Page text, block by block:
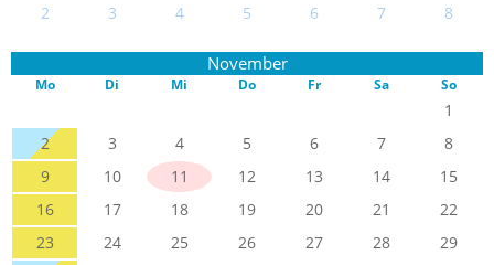
2
3 4 5 6 7 8
November
Mo Di Mi Do Fr Sa So
1
2
3 4 5 6 7
8
9
10 11 12 13 14
15
16
17 18 19 20 21
22
23
24 25 26 27 28
29